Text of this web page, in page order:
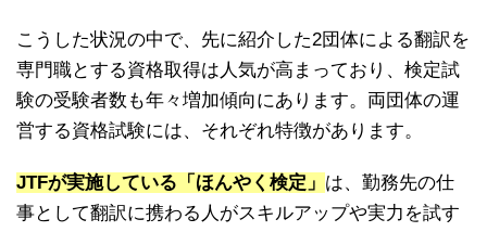
こうした状況の中で、先に紹介した2団体による翻訳を
専門職とする資格取得は人気が高まっており、検定試
験の受験者数も年々増加傾向にあります。両団体の運
営する資格試験には、それぞれ特徴があります。
JTFが実施している「ほんやく検定」 は、勤務先の仕
事として翻訳に携わる人がスキルアップや実力を試す